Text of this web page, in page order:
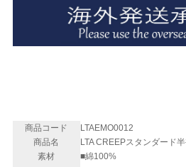
商品コード
LTAEMO0012
商品名
LTA CREEPスタンダード
素材
■綿100%